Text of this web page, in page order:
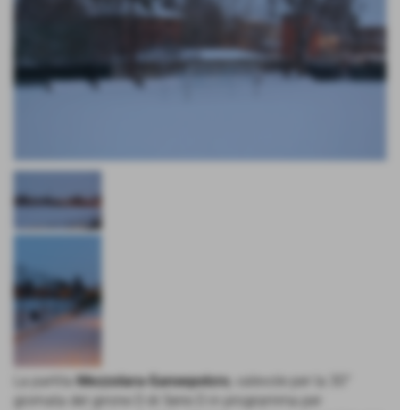
La partita Mezzolara-Sansepolcro , valevole per la 30°
giornata del girone D di Serie D in programma per